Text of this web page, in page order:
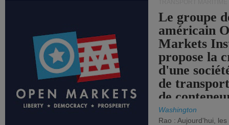
Le groupe
américain
Markets
propose la
d'une
de
de
Washington
Rao : Aujourd'hui,